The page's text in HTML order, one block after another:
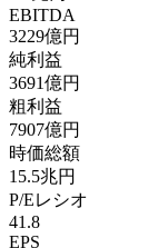
EBITDA
3229億円
純利益
3691億円
粗利益
7907億円
時価総額
15.5兆円
P/Eレシオ
41.8
EPS